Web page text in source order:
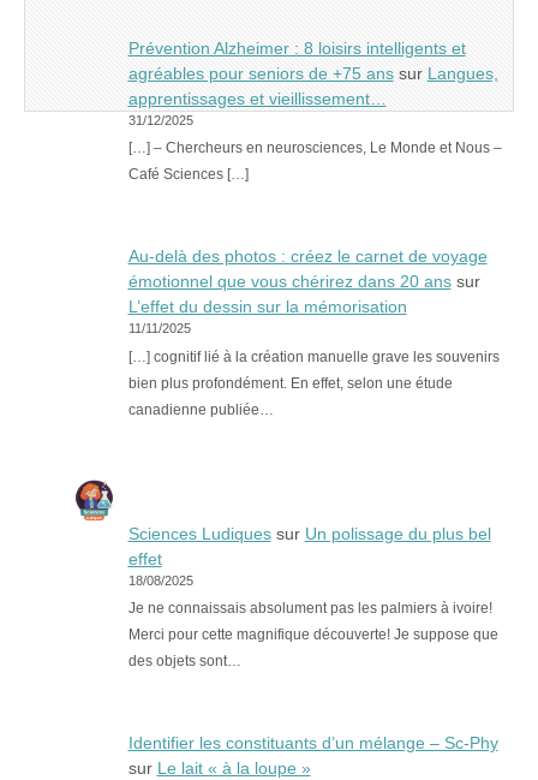
Prévention Alzheimer : 8 loisirs intelligents et
agréables pour seniors de +75 anssur Langues,
apprentissages et vieillissement…
31/12/2025
[…] – Chercheurs en neurosciences, Le Monde et Nous –
Café Sciences […]
Au-delà des photos : créez le carnet de voyage
émotionnel que vous chérirez dans 20 anssur
L’effet du dessin sur la mémorisation
11/11/2025
[…] cognitif lié à la création manuelle grave les souvenirs
bien plus profondément. En effet, selon une étude
canadienne publiée…
Sciences Ludiquessur Un polissage du plus bel
effet
18/08/2025
Je ne connaissais absolument pas les palmiers à ivoire!
Merci pour cette magnifique découverte! Je suppose que
des objets sont…
Identifier les constituants d’un mélange – Sc-Phy
sur Le lait « à la loupe »